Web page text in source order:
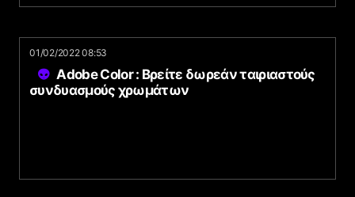
01/02/2022 08:53
Adobe Color : Βρείτε δωρεάν ταιριαστούς
συνδυασμούς χρωμάτων